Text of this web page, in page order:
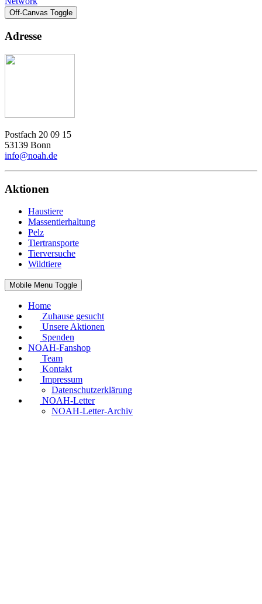
Off-Canvas Toggle
Adresse
Postfach 20 09 15
53139 Bonn
info@noah.de
Aktionen
Haustiere
Massentierhaltung
Pelz
Tiertransporte
Tierversuche
Wildtiere
Mobile Menu Toggle
Home
Zuhause gesucht
Unsere Aktionen
Spenden
NOAH-Fanshop
Team
Kontakt
Impressum
Datenschutzerklärung
NOAH-Letter
NOAH-Letter-Archiv